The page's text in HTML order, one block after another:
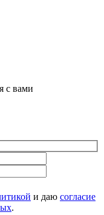
с вами
и даю согласие
.